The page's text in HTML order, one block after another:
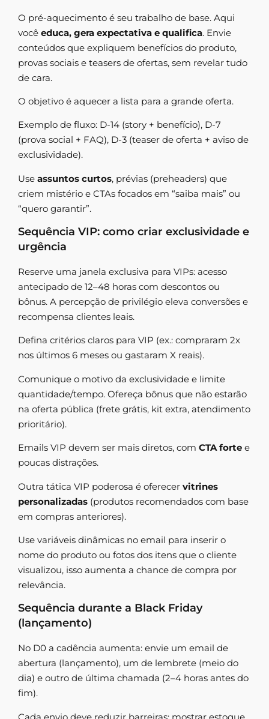
O pré-aquecimento é seu trabalho de base. Aqui
você educa, gera expectativa e qualifica. Envie
conteúdos que expliquem benefícios do produto,
provas sociais e teasers de ofertas, sem revelar tudo
de cara.
O objetivo é aquecer a lista para a grande oferta.
Exemplo de fluxo: D-14 (story + benefício), D-7
(prova social + FAQ), D-3 (teaser de oferta + aviso de
exclusividade).
Use assuntos curtos, prévias (preheaders) que
criem mistério e CTAs focados em “saiba mais” ou
“quero garantir”.
Sequência VIP: como criar exclusividade e
urgência
Reserve uma janela exclusiva para VIPs: acesso
antecipado de 12–48 horas com descontos ou
bônus. A percepção de privilégio eleva conversões e
recompensa clientes leais.
Defina critérios claros para VIP (ex.: compraram 2x
nos últimos 6 meses ou gastaram X reais).
Comunique o motivo da exclusividade e limite
quantidade/tempo. Ofereça bônus que não estarão
na oferta pública (frete grátis, kit extra, atendimento
prioritário).
Emails VIP devem ser mais diretos, com CTA forte e
poucas distrações.
Outra tática VIP poderosa é oferecer vitrines
personalizadas (produtos recomendados com base
em compras anteriores).
Use variáveis dinâmicas no email para inserir o
nome do produto ou fotos dos itens que o cliente
visualizou, isso aumenta a chance de compra por
relevância.
Sequência durante a Black Friday
(lançamento)
No D0 a cadência aumenta: envie um email de
abertura (lançamento), um de lembrete (meio do
dia) e outro de última chamada (2–4 horas antes do
fim).